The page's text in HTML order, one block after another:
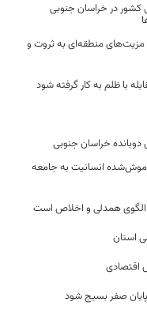
کشور در خراسان جنوبی
منطقه‌ای به ثروت و
با ظلم به کار گرفته شود
انسانیت به جامعه
الگوی همدلی و اخلاص است
استان
اقتصادی
صفر بسیج شود